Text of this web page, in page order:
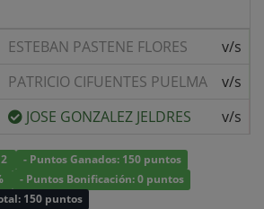
ESTEBAN PASTENE FLORES
v/s
PATRICIO CIFUENTES PUELMA
v/s
JOSE GONZALEZ JELDRES v/s
- Puntos Ganados: 150 puntos
- Puntos Bonificación: 0 puntos
150 puntos